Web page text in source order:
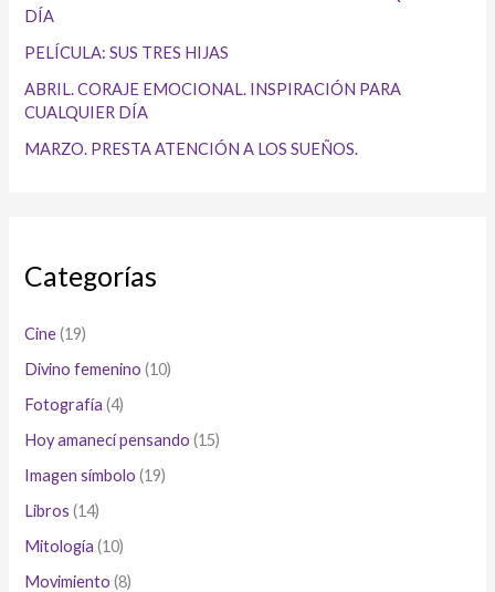
DÍA
PELÍCULA: SUS TRES HIJAS
ABRIL. CORAJE EMOCIONAL. INSPIRACIÓN PARA
CUALQUIER DÍA
MARZO. PRESTA ATENCIÓN A LOS SUEÑOS.
Categorías
Cine(19)
Divino femenino (10)
Fotografía (4)
Hoy amanecí pensando (15)
Imagen símbolo (19)
Libros (14)
Mitología (10)
Movimiento (8)